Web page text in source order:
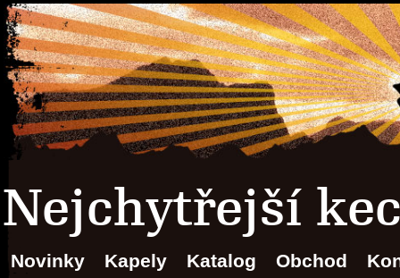
Nejchytřejší
Novinky Kapely Katalog Obchod